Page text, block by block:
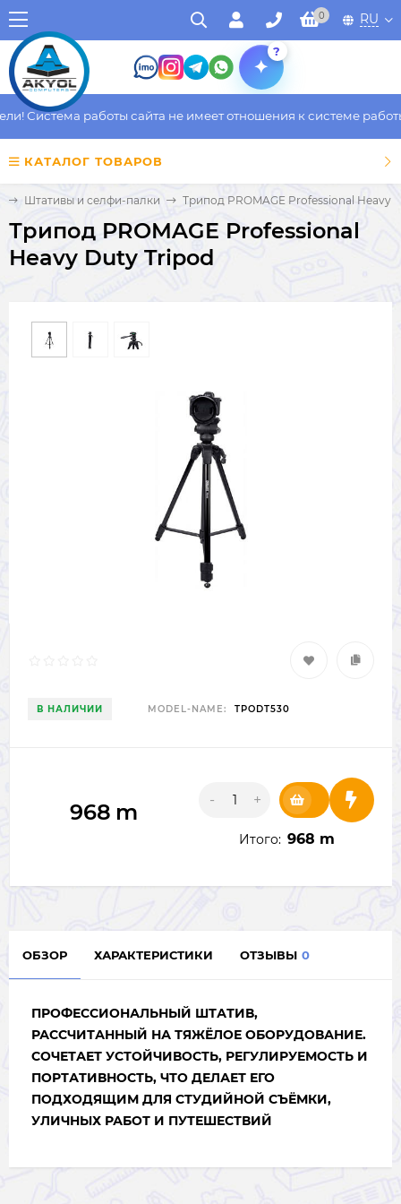
0 RU
?
Система работы сайта не имеет отношения к системе
КАТАЛОГ ТОВАРОВ
Штативы и селфи-палки Трипод PROMAGE Professional Heavy
Трипод PROMAGE Professional
Heavy Duty Tripod
В НАЛИЧИИ MODEL-NAME: TPODT530
968 m - +
Итого: 968 m
ОБЗОР ХАРАКТЕРИСТИКИ ОТЗЫВЫ 0
ПРОФЕССИОНАЛЬНЫЙ ШТАТИВ,
РАССЧИТАННЫЙ НА ТЯЖЁЛОЕ ОБОРУДОВАНИЕ.
СОЧЕТАЕТ УСТОЙЧИВОСТЬ, РЕГУЛИРУЕМОСТЬ И
ПОРТАТИВНОСТЬ, ЧТО ДЕЛАЕТ ЕГО
ПОДХОДЯЩИМ ДЛЯ СТУДИЙНОЙ СЪЁМКИ,
УЛИЧНЫХ РАБОТ И ПУТЕШЕСТВИЙ